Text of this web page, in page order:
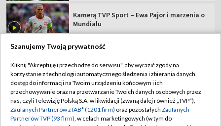
Kamerą TVP Sport – Ewa Pajor i marzenia o
Mundialu
TVP
Abonament TVP
Sklep TVP
Regulamin TVP
Polityka prywatności
Szanujemy Twoją prywatność
Kliknij "Akceptuję i przechodzę do serwisu", aby wyrazić zgody na
korzystanie z technologii automatycznego śledzenia i zbierania danych,
dostęp do informacji na Twoim urządzeniu końcowym i ich
przechowywanie oraz na przetwarzanie Twoich danych osobowych przez
nas, czyli Telewizję Polską S.A. w likwidacji (zwaną dalej również „TVP”),
Zaufanych Partnerów z IAB* (1201 firm) oraz pozostałych Zaufanych
Partnerów TVP (93 firm), w celach marketingowych (w tym do